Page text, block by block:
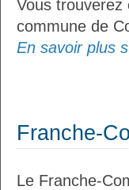
Vous trouverez
commune de
En savoir plus
Franche-
Le Franche-